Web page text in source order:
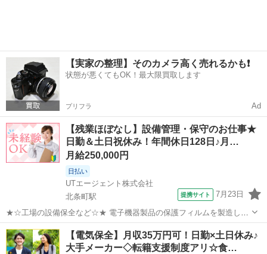
【実家の整理】そのカメラ高く売れるかも❗️
状態が悪くてもOK！最大限買取します
プリフラ Ad
【残業ほぼなし】設備管理・保守のお仕事★
日勤＆土日祝休み！年間休日128日♪月…
月給250,000円
日払い
UTエージェント株式会社
北条町駅
提携サイト 7月23日
★☆工場の設備保全など☆★ 電子機器製品の保護フィルムを製造して
いる会社です ＼メーカー先への転籍支援制度あり♪／ 頑張り次第で直
接雇用のチャンスがあります！ お任せするのは、工場の重要な設備を
管理・保守する業務と 新...
兵庫 加西市 北条町駅 生産管理
【電気保全】月収35万円可！日勤×土日休み♪
大手メーカー◇転籍支援制度アリ☆食…